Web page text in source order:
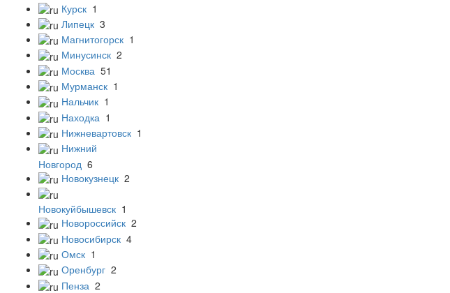
Курск 1
Липецк 3
Магнитогорск 1
Минусинск 2
Москва 51
Мурманск 1
Нальчик 1
Находка 1
Нижневартовск 1
Нижний
Новгород 6
Новокузнецк 2
Новокуйбышевск 1
Новороссийск 2
Новосибирск 4
Омск 1
Оренбург 2
Пенза 2